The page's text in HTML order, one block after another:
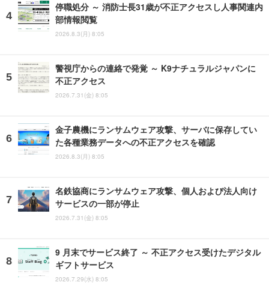
停職処分 ～ 消防士長31歳が不正アクセスし人事関連内
部情報閲覧
2026.8.3(月) 8:05
警視庁からの連絡で発覚 ～ K9ナチュラルジャパンに
不正アクセス
2026.7.31(金) 8:05
金子農機にランサムウェア攻撃、サーバに保存してい
た各種業務データへの不正アクセスを確認
2026.8.3(月) 8:05
名鉄協商にランサムウェア攻撃、個人および法人向け
サービスの一部が停止
2026.7.31(金) 8:05
9 月末でサービス終了 ～ 不正アクセス受けたデジタル
ギフトサービス
2026.7.29(水) 8:05